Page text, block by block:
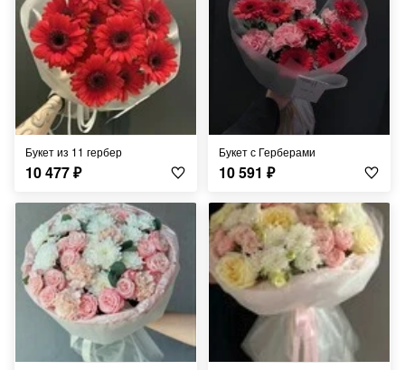
букет из 11 гербер
10 477₽
букет с Герберами
10 591 ₽